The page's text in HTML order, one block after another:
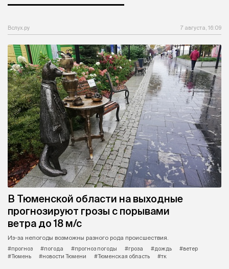
Вслух.ру 7 августа, 16:09
В Тюменской области на выходные
прогнозируют грозы с порывами
ветра до 18 м/с
Из-за непогоды возможны разного рода происшествия.
#прогноз
#погода #прогноз погоды #гроза #дождь
#ветер
#Тюмень
#новости Тюмени #Тюменская область #тк